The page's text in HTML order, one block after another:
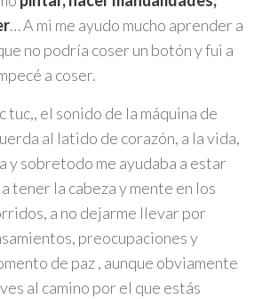
… A mi me ayudo mucho aprender a
no podría coser un botón y fui a
a coser.
tuc,, el sonido de la máquina de
al latido de corazón, a la vida,
y sobretodo me ayudaba a estar
tener la cabeza y mente en los
a no dejarme llevar por
preocupaciones y
de paz , aunque obviamente
al camino por el que estás